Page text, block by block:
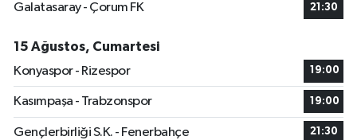
Galatasaray - Çorum FK
21:30
15 Ağustos, Cumartesi
Konyaspor - Rizespor
19:00
Kasımpaşa - Trabzonspor 19:00
Gençlerbirliği S.K. - Fenerbahçe 21:30